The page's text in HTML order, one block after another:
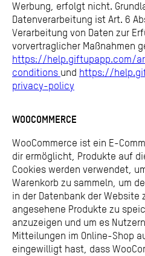
Werbung, erfolgt nicht.
Datenverarbeitung ist Art. 6
Verarbeitung von Daten zur
vorvertraglicher Maßnahmen
https://help.giftupapp.com/
conditions und https://
privacy-policy
WOOCOMMERCE
WooCommerce ist ein E-
dir ermöglicht, Produkte auf
Cookies werden verwendet,
Warenkorb zu sammeln, um
in der Datenbank der
angesehene Produkte zu
anzuzeigen und um es
Mitteilungen im Online-Shop
eingewilligt hast, dass